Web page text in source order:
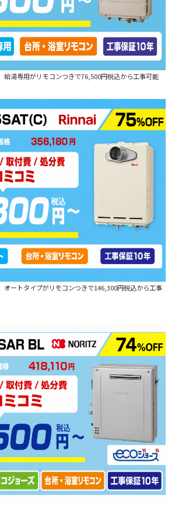
給湯専用がリモコンつきで76,500円税込から工事可能
オートタイプがリモコンつきで146,300円税込から工事